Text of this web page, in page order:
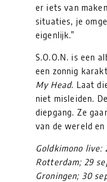
er iets van
situaties, je
eigenlijk.”
S.O.O.N. is een
een zonnig
My Head. Laat
niet misleiden.
diepgang. Ze
van de wereld
Goldkimono live:
Rotterdam; 29
Groningen; 30